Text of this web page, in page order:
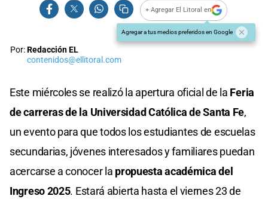
+ Agregar El Litoral en
Agregar a tus medios preferidos en Google
Por:Redacción EL
contenidos@ellitoral.com
Este miércoles se realizó la apertura oficial de la Feria
de carreras de la Universidad Católica de Santa Fe,
un evento para que todos los estudiantes de escuelas
secundarias, jóvenes interesados y familiares puedan
acercarse a conocer la propuesta académica del
Ingreso 2025. Estará abierta hasta el viernes 23 de